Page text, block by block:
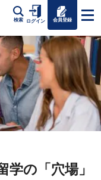
検索 ログイン 会員登録
学の「穴場」